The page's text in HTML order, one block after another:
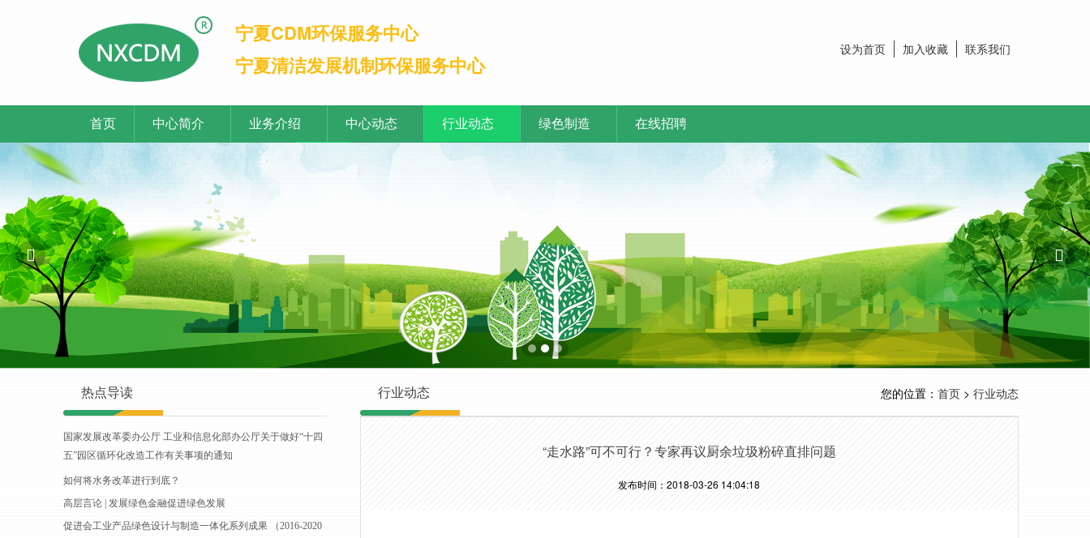
宁夏CDM环保服务中心
宁夏清洁发展机制环保服务中心
设为首页 加入收藏 联系我们
首页 中心简介 业务介绍 中心动态 行业动态 绿色制造 在线招聘
 
热点导读
国家发展改革委办公厅 工业和信息化部办公厅关于做好“十四
五”园区循环化改造工作有关事项的通知
如何将水务改革进行到底？
高层言论 | 发展绿色金融促进绿色发展
促进会工业产品绿色设计与制造一体化系列成果 （2016-2020
行业动态 您的位置： 首页> 行业动态
“走水路”可不可行？专家再议厨余垃圾粉碎直排问题
发布时间：2018-03-26 14:04:18